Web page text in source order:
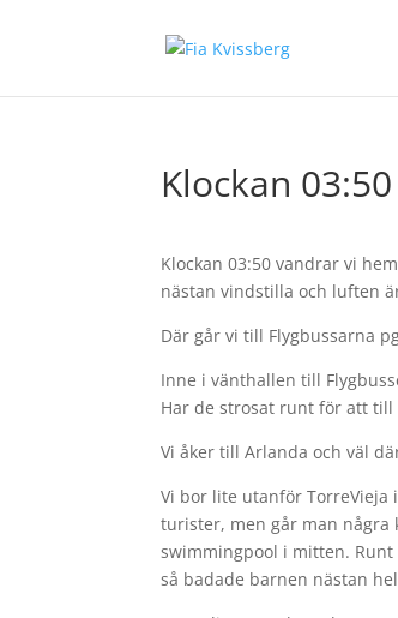
Klockan 03:50
Klockan 03:50 vandrar vi
nästan vindstilla och luften
Där går vi till Flygbussarna
Inne i vänthallen till
Har de strosat runt för att till
Vi åker till Arlanda och väl
Vi bor lite utanför
turister, men går man några
swimmingpool i mitten. Runt
så badade barnen nästan